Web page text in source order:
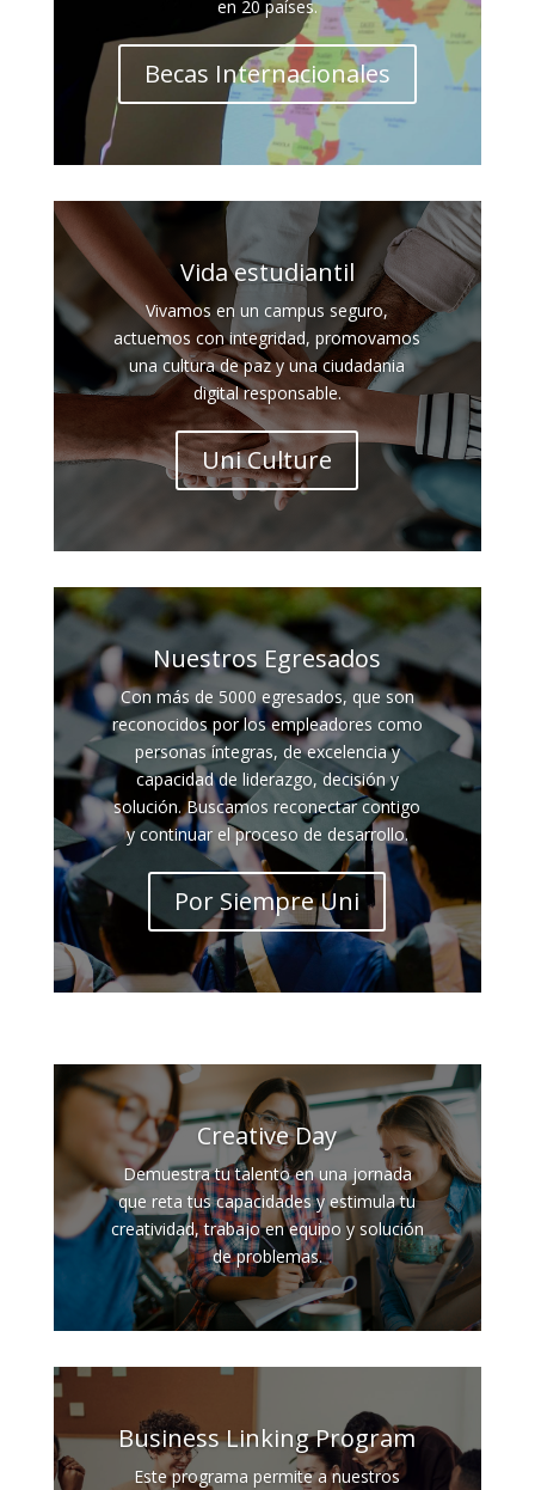
en 20 países.
Becas Internacionales
Vida estudiantil
Vivamos en un campus seguro,
actuemos con integridad, promovamos
una cultura de paz y una ciudadania
digital responsable.
Uni Culture
Nuestros Egresados
Con más de 5000 egresados, que son
reconocidos por los empleadores como
personas íntegras, de excelencia y
capacidad de liderazgo, decisión y
solución. Buscamos reconectar contigo
y continuar el proceso de desarrollo.
Por Siempre Uni
Creative Day
Demuestra tu talento en una jornada
que reta tus capacidades y estimula tu
creatividad, trabajo en equipo y solución
de problemas.
Business Linking Program
Este programa permite a nuestros